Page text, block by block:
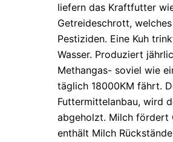
liefern das Kraftfutter
Getreideschrott,
Pestiziden. Eine Kuh
Wasser. Produziert
Methangas- soviel wie
täglich 18000KM fährt.
Futtermittelanbau, wird
abgeholzt. Milch fördert
enthält Milch